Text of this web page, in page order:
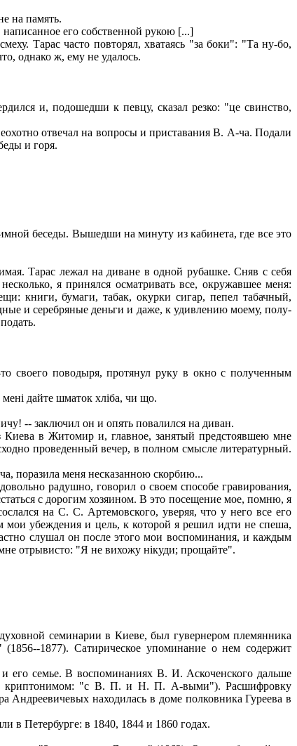
на память.
его собственной рукою [...]
Тарас часто повторял, хватаясь "за боки": "Та ну-бо,
однако ж, ему не удалось.
и, подошедши к певцу, сказал резко: "це свинство,
отвечал на вопросы и приставания В. А-ча. Подали
и горя.
беседы. Вышедши на минуту из кабинета, где все это
Тарас лежал на диване в одной рубашке. Сняв с себя
я принялся осматривать все, окружавшее меня:
книги, бумаги, табак, окурки сигар, пепел табачный,
и серебряные деньги и даже, к удивлению моему, полу-
своего поводыря, протянул руку в окно с полученным
мені дайте шматок хліба, чи що.
-- заключил он и опять повалился на диван.
Киева в Житомир и, главное, занятый предстоявшею мне
проведенный вечер, в полном смысле литературный.
поразила меня несказанною скорбию...
радушно, говорил о своем способе гравирования,
с дорогим хозяином. В это посещение мое, помню, я
на С. С. Артемовского, уверяя, что у него все его
убеждения и цель, к которой я решил идти не спеша,
слушал он после этого мои воспоминания, и каждым
отрывисто: "Я не вихожу нікуди; прощайте".
семинарии в Киеве, был гувернером племянника
1877). Сатирическое упоминание о нем содержит
его семье. В воспоминаниях В. И. Аскоченского дальше
криптонимом: "с В. П. и Н. П. А-выми"). Расшифровку
Андреевичевых находилась в доме полковника Гуреева в
в Петербурге: в 1840, 1844 и 1860 годах.